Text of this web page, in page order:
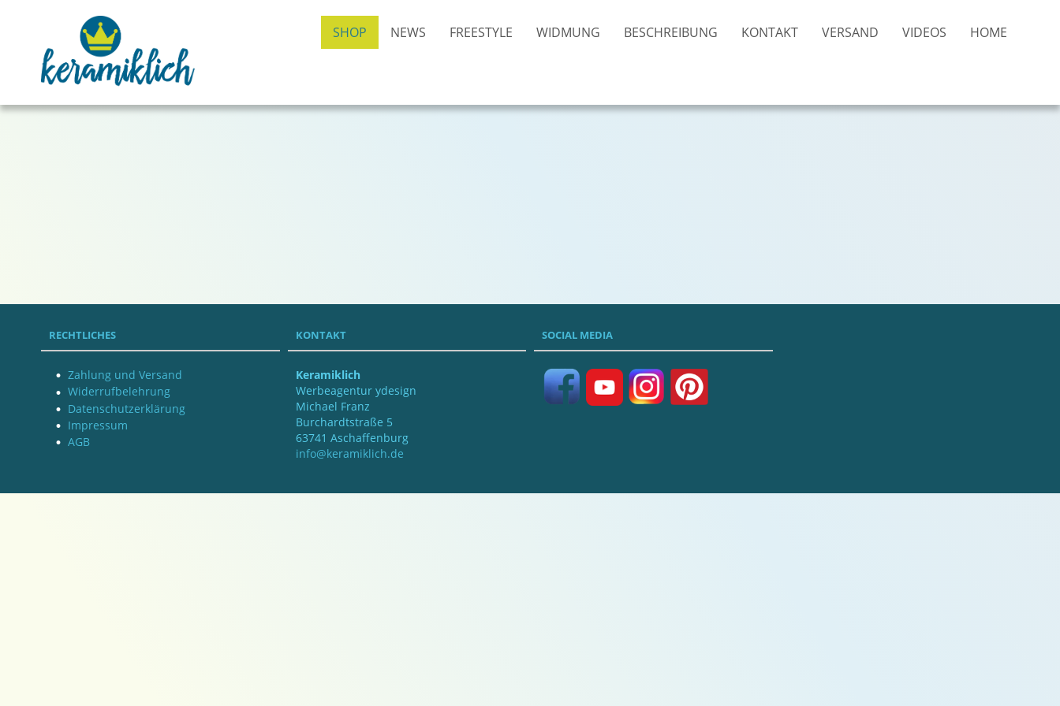
SHOP NEWS FREESTYLE WIDMUNG BESCHREIBUNG KONTAKT VERSAND VIDEOS HOME
RECHTLICHES
Zahlung und Versand
Widerrufbelehrung
Datenschutzerklärung
Impressum
AGB
KONTAKT
Keramiklich
Werbeagentur ydesign
Michael Franz
Burchardtstraße 5
63741 Aschaffenburg
info@keramiklich.de
SOCIAL MEDIA